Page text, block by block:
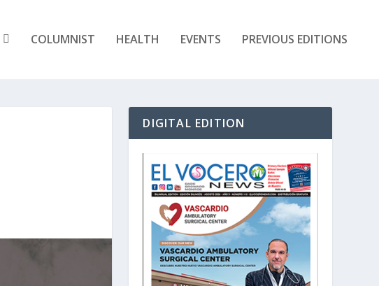
COLUMNIST HEALTH EVENTS PREVIOUS EDITIONS
DIGITAL EDITION